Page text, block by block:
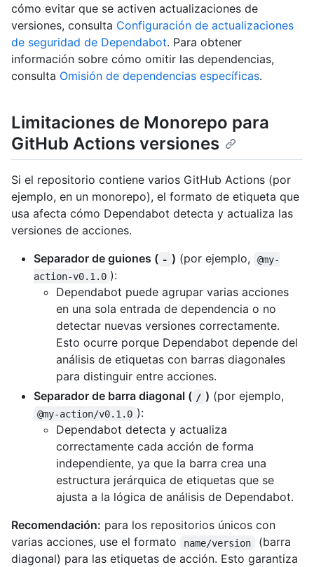
cómo evitar que se activen actualizaciones de
versiones, consulta Configuración de actualizaciones
de seguridad de Dependabot. Para obtener
información sobre cómo omitir las dependencias,
consulta Omisión de dependencias específicas.
Limitaciones de Monorepo para
GitHub Actions versiones
Si el repositorio contiene varios GitHub Actions (por
ejemplo, en un monorepo), el formato de etiqueta que
usa afecta cómo Dependabot detecta y actualiza las
versiones de acciones.
Separador de guiones ( - ) (por ejemplo,
@my-
action-v0.1.0 ):
Dependabot puede agrupar varias acciones
en una sola entrada de dependencia o no
detectar nuevas versiones correctamente.
Esto ocurre porque Dependabot depende del
análisis de etiquetas con barras diagonales
para distinguir entre acciones.
Separador de barra diagonal ( / ) (por ejemplo,
@my-action/v0.1.0 ):
Dependabot detecta y actualiza
correctamente cada acción de forma
independiente, ya que la barra crea una
estructura jerárquica de etiquetas que se
ajusta a la lógica de análisis de Dependabot.
Recomendación: para los repositorios únicos con
varias acciones, use el formato
name/version
(barra
diagonal) para las etiquetas de acción. Esto garantiza